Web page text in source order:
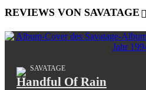
REVIEWS VON SAVATAGE
SAVATAGE
Handful Of Rain